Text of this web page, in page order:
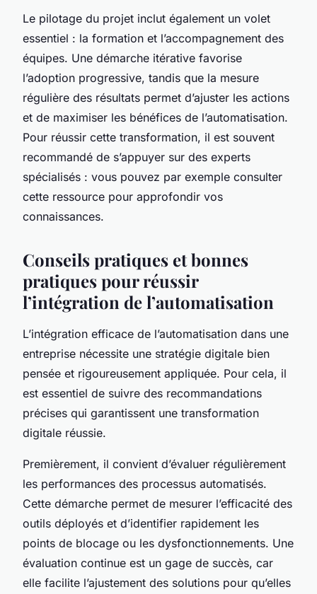
Le pilotage du projet inclut également un volet
essentiel : la formation et l’accompagnement des
équipes. Une démarche itérative favorise
l’adoption progressive, tandis que la mesure
régulière des résultats permet d’ajuster les actions
et de maximiser les bénéfices de l’automatisation.
Pour réussir cette transformation, il est souvent
recommandé de s’appuyer sur des experts
spécialisés : vous pouvez par exemple consulter
cette ressource pour approfondir vos
connaissances.
Conseils pratiques et bonnes
pratiques pour réussir
l’intégration de l’automatisation
L’intégration efficace de l’automatisation dans une
entreprise nécessite une stratégie digitale bien
pensée et rigoureusement appliquée. Pour cela, il
est essentiel de suivre des recommandations
précises qui garantissent une transformation
digitale réussie.
Premièrement, il convient d’évaluer régulièrement
les performances des processus automatisés.
Cette démarche permet de mesurer l’efficacité des
outils déployés et d’identifier rapidement les
points de blocage ou les dysfonctionnements. Une
évaluation continue est un gage de succès, car
elle facilite l’ajustement des solutions pour qu’elles